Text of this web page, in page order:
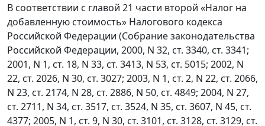
В соответствии с главой 21 части второй «Налог на
добавленную стоимость» Налогового кодекса
Российской Федерации (Собрание законодательства
Российской Федерации, 2000, N 32, ст. 3340, ст. 3341;
2001, N 1, ст. 18, N 33, ст. 3413, N 53, ст. 5015; 2002, N
22, ст. 2026, N 30, ст. 3027; 2003, N 1, ст. 2, N 22, ст. 2066,
N 23, ст. 2174, N 28, ст. 2886, N 50, ст. 4849; 2004, N 27,
ст. 2711, N 34, ст. 3517, ст. 3524, N 35, ст. 3607, N 45, ст.
4377; 2005, N 1, ст. 9, N 30, ст. 3101, ст. 3128, ст. 3129, ст.